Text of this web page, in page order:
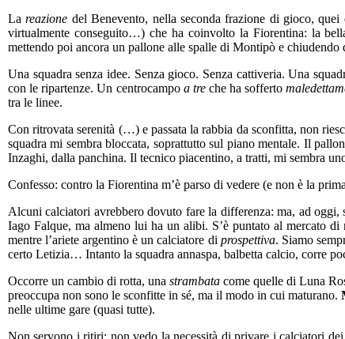
Lareazione del Benevento, nella seconda frazione di gioco,
virtualmente conseguito…) che ha coinvolto la Fiorentina: la
mettendo poi ancora un pallone alle spalle di Montipò e chiudendo
Una squadra senza idee. Senza gioco. Senza cattiveria. Una
con le ripartenze. Un centrocampo a treche ha sofferto
tra le linee.
Con ritrovata serenità (…) e passata la rabbia da sconfitta, non
squadra mi sembra bloccata, soprattutto sul piano mentale. Il
Inzaghi, dalla panchina. Il tecnico piacentino, a tratti, mi sembra
Confesso: contro la Fiorentina m’è parso di vedere (e non è la
Alcuni calciatori avrebbero dovuto fare la differenza: ma, ad
Iago Falque, ma almeno lui ha un alibi. S’è puntato al mercato
mentre l’ariete argentino è un calciatore di prospettiva. Siamo
certo Letizia… Intanto la squadra annaspa, balbetta calcio, corre
Occorre un cambio di rotta, unastrambatacome quelle di Luna
preoccupa non sono le sconfitte in sé, ma il modo in cui maturano.
nelle ultime gare (quasi tutte).